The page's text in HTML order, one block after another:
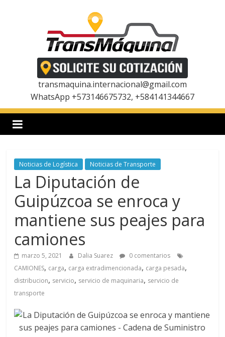
a
s
m
a
q
u
transmaquina.internacional@gmail.com
WhatsApp +573146675732, +584141344667
Noticias de Logística Noticias de Transporte
La Diputación de
Guipúzcoa se enroca y
mantiene sus peajes para
camiones
marzo 5, 2021 Dalia Suarez
0 comentarios
CAMIONES, carga, carga extradimencionada, carga pesada,
distribucion, servicio, servicio de maquinaria, servicio de
transporte